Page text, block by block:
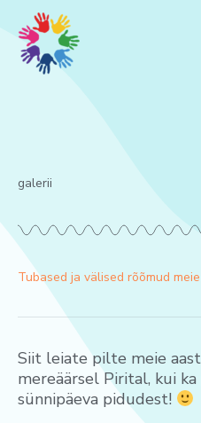
content
galerii
Tubased ja välised rõõmud
Siit leiate pilte meie
mereäärsel Pirital, kui
sünnipäeva pidudest!